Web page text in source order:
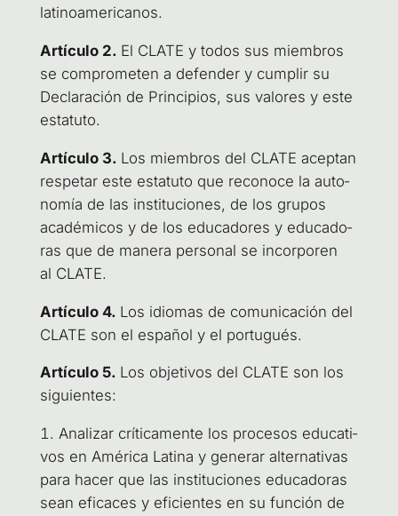
latinoamericanos.
Artícu­lo 2. El CLA­TE y todos sus miem­bros
se com­pro­me­ten a defen­der y cum­plir su
Decla­ra­ción de Prin­ci­pios, sus valo­res y este
estatuto.
Artícu­lo 3. Los miem­bros del CLA­TE acep­tan
res­pe­tar este esta­tu­to que reco­no­ce la auto­
no­mía de las ins­ti­tu­cio­nes, de los gru­pos
aca­dé­mi­cos y de los edu­ca­do­res y edu­ca­do­
ras que de mane­ra per­so­nal se incor­po­ren
al CLATE.
Artícu­lo 4. Los idio­mas de comu­ni­ca­ción del
CLA­TE son el espa­ñol y el portugués.
Artícu­lo 5. Los obje­ti­vos del CLA­TE son los
siguientes:
Ana­li­zar crí­ti­ca­men­te los pro­ce­sos edu­ca­ti­
vos en Amé­ri­ca Lati­na y gene­rar alter­na­ti­vas
para hacer que las ins­ti­tu­cio­nes edu­ca­do­ras
sean efi­ca­ces y efi­cien­tes en su fun­ción de